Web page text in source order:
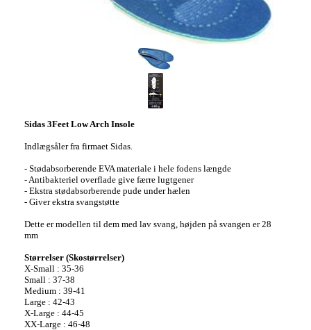
Sidas 3Feet Low Arch Insole
Indlægsåler fra firmaet Sidas.
- Stødabsorberende EVA materiale i hele fodens længde
- Antibakteriel overflade give færre lugtgener
- Ekstra stødabsorberende pude under hælen
- Giver ekstra svangstøtte
Dette er modellen til dem med lav svang, højden på svangen er 28
mm
Størrelser (Skostørrelser)
X-Small : 35-36
Small : 37-38
Medium : 39-41
Large : 42-43
X-Large : 44-45
XX-Large : 46-48